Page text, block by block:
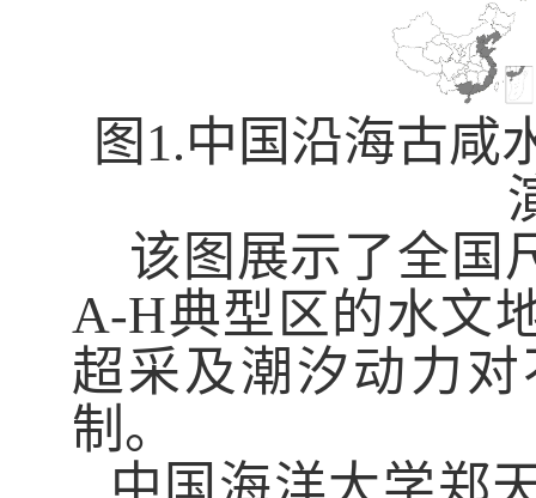
图 1.中国沿海古咸
该图展示了全国
A-H典型区的水文
超采及潮汐动力
制。